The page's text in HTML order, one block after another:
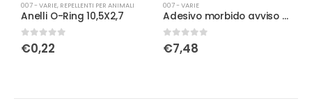
007 - VARIE, REPELLENTI PER ANIMALI
Anelli O-Ring 10,5X2,7
0Su 5
€0,22
007 - VARIE
Adesivo morbido avviso per porte Tirare
0Su 5
€7,48